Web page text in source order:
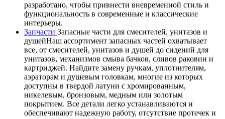
разработано, чтобы привнести вневременной стиль и
функциональность в современные и классические
интерьеры.
Запчасти Запасные части для смесителей, унитазов и
душейНаш ассортимент запасных частей охватывает
все, от смесителей, унитазов и душей до сидений для
унитазов, механизмов смыва бачков, сливов раковин и
картриджей. Найдите замену ручкам, уплотнителям,
аэраторам и душевым головкам, многие из которых
доступны в твердой латуни с хромированным,
никелевым, бронзовым, медным или золотым
покрытием. Все детали легко устанавливаются и
обеспечивают надежную работу, отсутствие протечек и